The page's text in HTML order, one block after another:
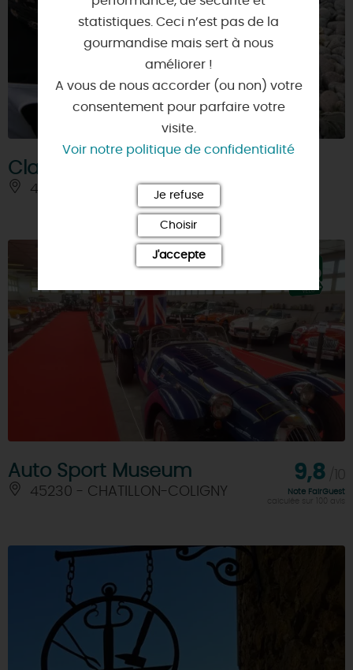
Claire Dubois-Combe
45230 - CHATILLON-COLIGNY
Auto Sport Museum
45230 - CHATILLON-COLIGNY
9,8
Note FairGuest
statistiques. Ceci n’est pas de la
gourmandise mais sert à nous
améliorer !
A vous de nous accorder (ou non) votre
consentement pour parfaire votre
visite.
Voir notre politique de confidentialité
Je refuse
Choisir
J'accepte